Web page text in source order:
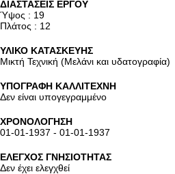
ΔΙΑΣΤΑΣΕΙΣ ΕΡΓΟΥ
Ύψος : 19
Πλάτος : 12
ΥΛΙΚΟ ΚΑΤΑΣΚΕΥΗΣ
Μικτή Τεχνική (Μελάνι και υδατογραφία)
ΥΠΟΓΡΑΦΗ ΚΑΛΛΙΤΕΧΝΗ
Δεν είναι υπογεγραμμένο
ΧΡΟΝΟΛΟΓΗΣΗ
01-01-1937 - 01-01-1937
ΕΛΕΓΧΟΣ ΓΝΗΣΙΟΤΗΤΑΣ
Δεν έχει ελεγχθεί